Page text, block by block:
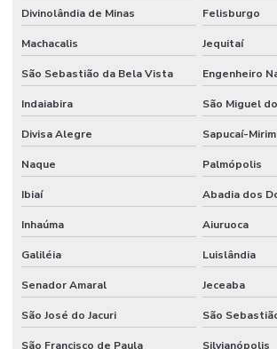
Divinolândia de Minas Felisburgo
Machacalis Jequitaí
São Sebastião da Bela Vista Engenheiro
Indaiabira São Miguel
Divisa Alegre Sapucaí-Mirim
Naque Palmópolis
Ibiaí Abadia dos
Inhaúma Aiuruoca
Galiléia Luislândia
Senador Amaral Jeceaba
São José do Jacuri São
São Francisco de Paula Silvianópolis